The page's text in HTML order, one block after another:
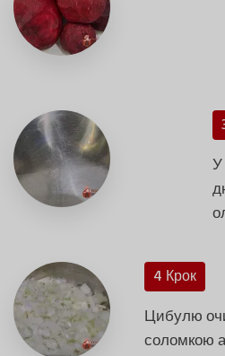
4 Крок
Цибулю
соломкою